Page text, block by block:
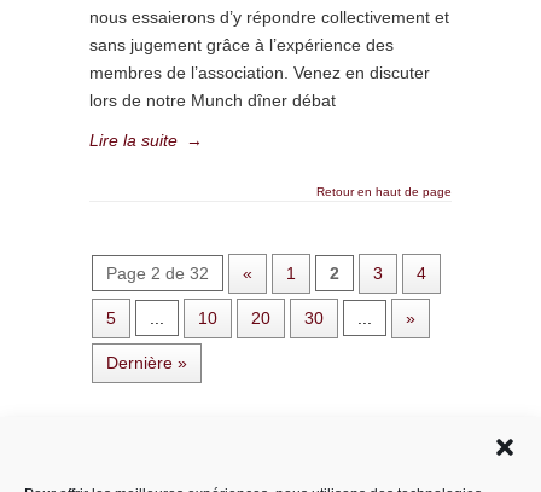
nous essaierons d’y répondre collectivement et
sans jugement grâce à l’expérience des
membres de l’association. Venez en discuter
lors de notre Munch dîner débat
Lire la suite →
Retour en haut de page
Page 2 de 32 « 1 2 3 4
5 10 20 30 »
Dernière »